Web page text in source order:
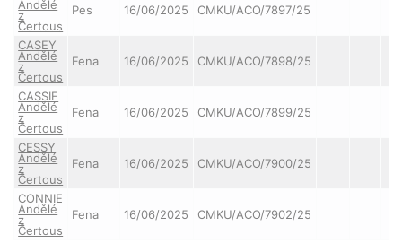
Andělé
z
Čertous
Pes 16/06/2025 CMKU/ACO/7897/25
CASEY
Andělé
z
Čertous
Fena 16/06/2025 CMKU/ACO/7898/25
CASSIE
Andělé
z
Čertous
Fena 16/06/2025 CMKU/ACO/7899/25
CESSY
Andělé
z
Čertous
Fena 16/06/2025 CMKU/ACO/7900/25
CONNIE
Andělé
z
Čertous
Fena 16/06/2025 CMKU/ACO/7902/25